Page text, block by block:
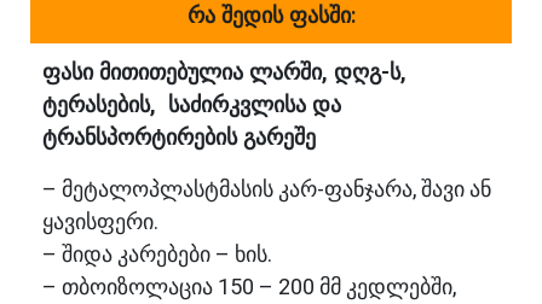
რა შედის ფასში:
ფასი მითითებულია ლარში, დღგ-ს,
ტერასების, საძირკვლისა და
ტრანსპორტირების გარეშე
– მეტალოპლასტმასის კარ-ფანჯარა, შავი ან
ყავისფერი.
– შიდა კარებები – ხის.
– თბოიზოლაცია 150 – 200 მმ კედლებში,